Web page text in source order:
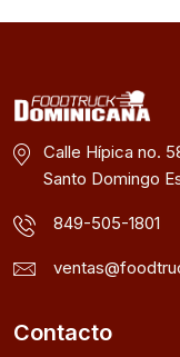
Calle Hípica no.
Santo Domingo
849-505-1801
Contacto